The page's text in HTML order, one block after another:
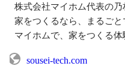
株式会社マイホム代表の乃
家をつくるなら、まるごと
マイホムで、家をつくる体
sousei-tech.com